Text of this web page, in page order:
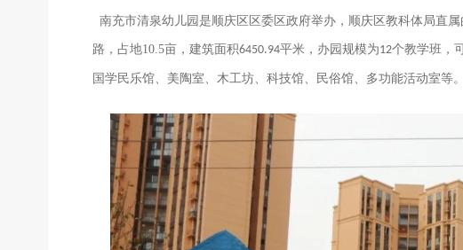
南充市清泉幼儿园是顺庆区区委区政府举办，顺庆区教科体局直
路，占地10.5亩，建筑面积6450.94平米，办园规模为12个教学班，
国学民乐馆、美陶室、木工坊、科技馆、民俗馆、多功能活动室等。